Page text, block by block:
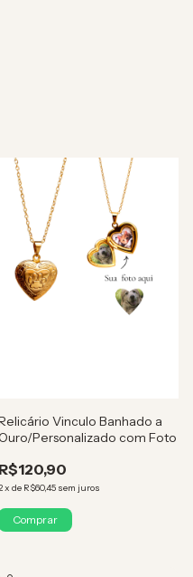
Vinculo Banhado a
Personalizado com Foto
R$120,90
x de R$60,45 sem juros